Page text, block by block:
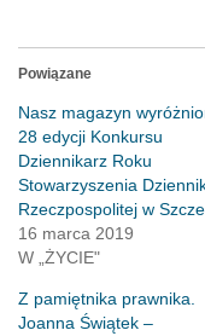
Powiązane
Nasz magazyn
28 edycji Konkursu
Dziennikarz Roku
Stowarzyszenia
Rzeczpospolitej w
16 marca 2019
W „ŻYCIE"
Z pamiętnika prawnika.
Joanna Świątek –